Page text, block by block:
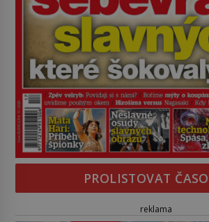
PROLISTOVAT
reklama